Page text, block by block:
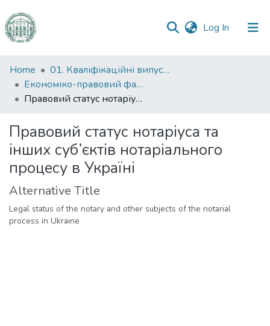
Log In (current)
Communities
&
Collections
Statistics
Home
01. Кваліфікаційні випускні роботи здобувачів вищої освіти
Економіко-правовий факультет
Правовий статус нотаріуса та інших суб’єктів нотаріального процесу в Україні
Правовий статус нотаріуса та
інших суб’єктів нотаріального
процесу в Україні
Alternative Title
Legal status of the notary and other subjects of the notarial
process in Ukraine